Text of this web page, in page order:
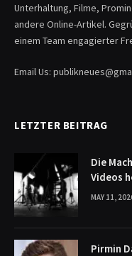
Unterhaltung, Filme,
andere Online-Artikel.
einem Team engagierter
Email Us:
LETZTER BEITRAG
Die
Videos
MAY 11,
Pirmin